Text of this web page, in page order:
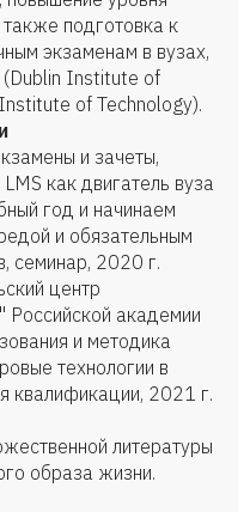
подготовка к
экзаменам в вузах,
Institute of
of Technology).
и зачеты,
как двигатель вуза
год и начинаем
и обязательным
семинар, 2020 г.
центр
академии
и методика
технологии в
квалификации, 2021 г.
литературы
образа жизни.